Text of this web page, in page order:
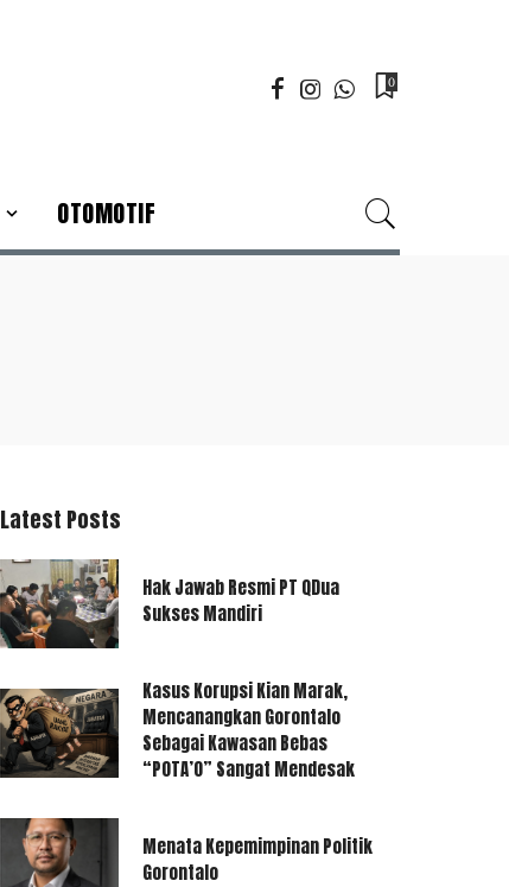
0
OTOMOTIF
Latest Posts
Hak Jawab Resmi PT QDua
Sukses Mandiri
Kasus Korupsi Kian Marak,
Mencanangkan Gorontalo
Sebagai Kawasan Bebas
“POTA’O” Sangat Mendesak
Menata Kepemimpinan Politik
Gorontalo